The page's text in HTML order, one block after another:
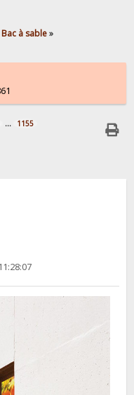
Bac à sable»
... 1155